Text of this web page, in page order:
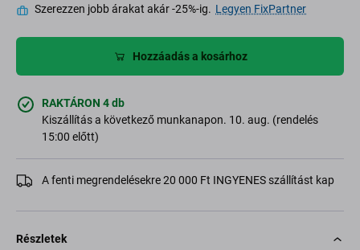
Szerezzen jobb árakat akár -25%-ig. Legyen FixPartner
Hozzáadás a kosárhoz
RAKTÁRON 4 db
Kiszállítás a következő munkanapon. 10. aug. (rendelés
15:00 előtt)
A fenti megrendelésekre 20 000 Ft INGYENES szállítást kap
Részletek